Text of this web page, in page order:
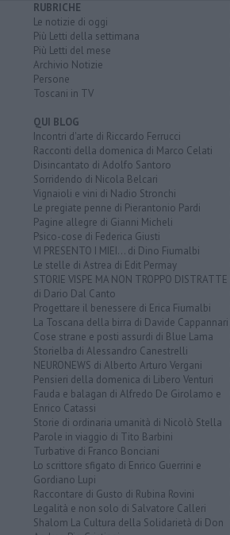
RUBRICHE
Le notizie di oggi
Più Letti della settimana
Più Letti del mese
Archivio Notizie
Persone
Toscani in TV
QUI BLOG
Incontri d'arte di Riccardo Ferrucci
Racconti della domenica di Marco Celati
Disincantato di Adolfo Santoro
Sorridendo di Nicola Belcari
Vignaioli e vini di Nadio Stronchi
Le pregiate penne di Pierantonio Pardi
Pagine allegre di Gianni Micheli
Psico-cose di Federica Giusti
VI PRESENTO I MIEI... di Dino Fiumalbi
Le stelle di Astrea di Edit Permay
STORIE VISPE MA NON TROPPO DISTRATTE
di Dario Dal Canto
Progettare il benessere di Erica Fiumalbi
La Toscana della birra di Davide Cappannari
Cose strane e posti assurdi di Blue Lama
Storielba di Alessandro Canestrelli
NEURONEWS di Alberto Arturo Vergani
Pensieri della domenica di Libero Venturi
Fauda e balagan di Alfredo De Girolamo e
Enrico Catassi
Storie di ordinaria umanità di Nicolò Stella
Parole in viaggio di Tito Barbini
Turbative di Franco Bonciani
Lo scrittore sfigato di Enrico Guerrini e
Gordiano Lupi
Raccontare di Gusto di Rubina Rovini
Legalità e non solo di Salvatore Calleri
Shalom La Cultura della Solidarietà di Don